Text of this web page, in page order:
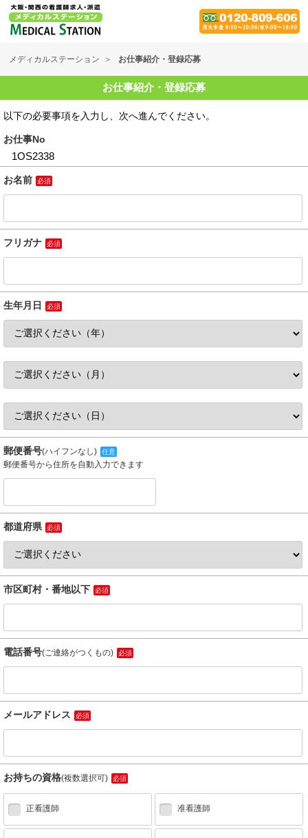
メディカルステーション お仕事紹介・登録応募
お仕事紹介・登録応募
以下の必要事項を入力し、次へ進んでください。
お仕事No
お名前 必須
フリガナ 必須
生年月日 必須
郵便番号(ハイフンなし) 任意
郵便番号から住所を自動入力できます
都道府県 必須
市区町村・番地以下 必須
電話番号(ご連絡がつくもの) 必須
メールアドレス 必須
お持ちの資格(複数選択可) 必須
正看護師 准看護師